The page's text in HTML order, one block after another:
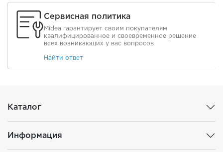
Сервисная политика
Midea гарантирует своим покупателям
квалифицированное и своевременное решение
всех возникающих у вас вопросов
Найти ответ
Каталог
Информация